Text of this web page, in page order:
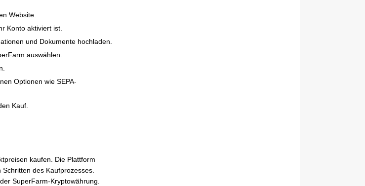
Website.
Konto aktiviert ist.
und Dokumente hochladen.
auswählen.
Optionen wie SEPA-
Kauf.
kaufen. Die Plattform
des Kaufprozesses.
SuperFarm-Kryptowährung.